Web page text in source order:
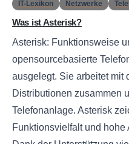
IT-Lexikon Netzwerke
Was ist Asterisk?
Asterisk: Funktionsweise
opensourcebasierte
ausgelegt. Sie arbeitet mit
Distributionen zusammen
Telefonanlage. Asterisk
Funktionsvielfalt und